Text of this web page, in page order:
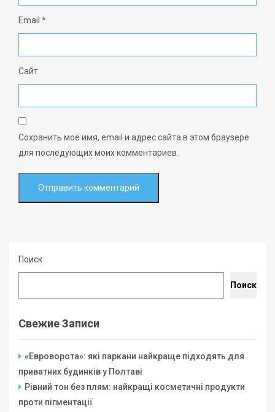
Email *
Сайт
Сохранить моё имя, email и адрес сайта в этом браузере
для последующих моих комментариев.
Поиск
Поиск
Свежие Записи
«Евроворота»: які паркани найкраще підходять для
приватних будинків у Полтаві
Рівний тон без плям: найкращі косметичні продукти
проти пігментації